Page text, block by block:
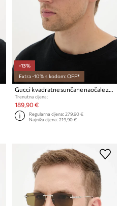
-13%
Extra -10% s kodom: OFF*
Gucci kvadratne sunčane naočale za muškarce
Trenutna cijena:
189,90 €
Regularna cijena:279,90 €
Najniža cijena:219,90 €